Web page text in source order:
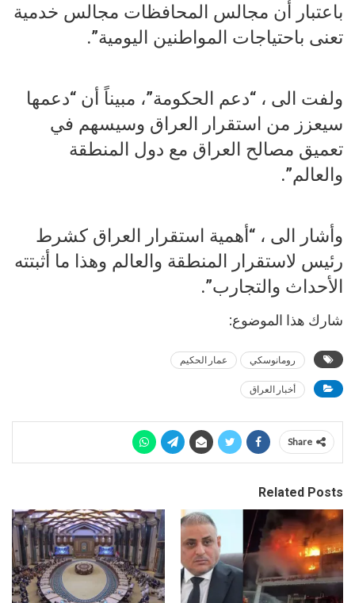
باعتبار أن مجالس المحافظات مجالس خدمية
تعنى باحتياجات المواطنين اليومية”.
ولفت الى ، “دعم الحكومة”، مبيناً أن “دعمها
سيعزز من استقرار العراق وسيسهم في
تعميق مصالح العراق مع دول المنطقة
والعالم”.
وأشار الى ، “أهمية استقرار العراق كشرط
رئيس لاستقرار المنطقة والعالم وهذا ما أثبتته
الأحداث والتجارب”.
شارك هذا الموضوع:
رومانوسكي عمار الحكيم
أخبار العراق
Share
Related Posts